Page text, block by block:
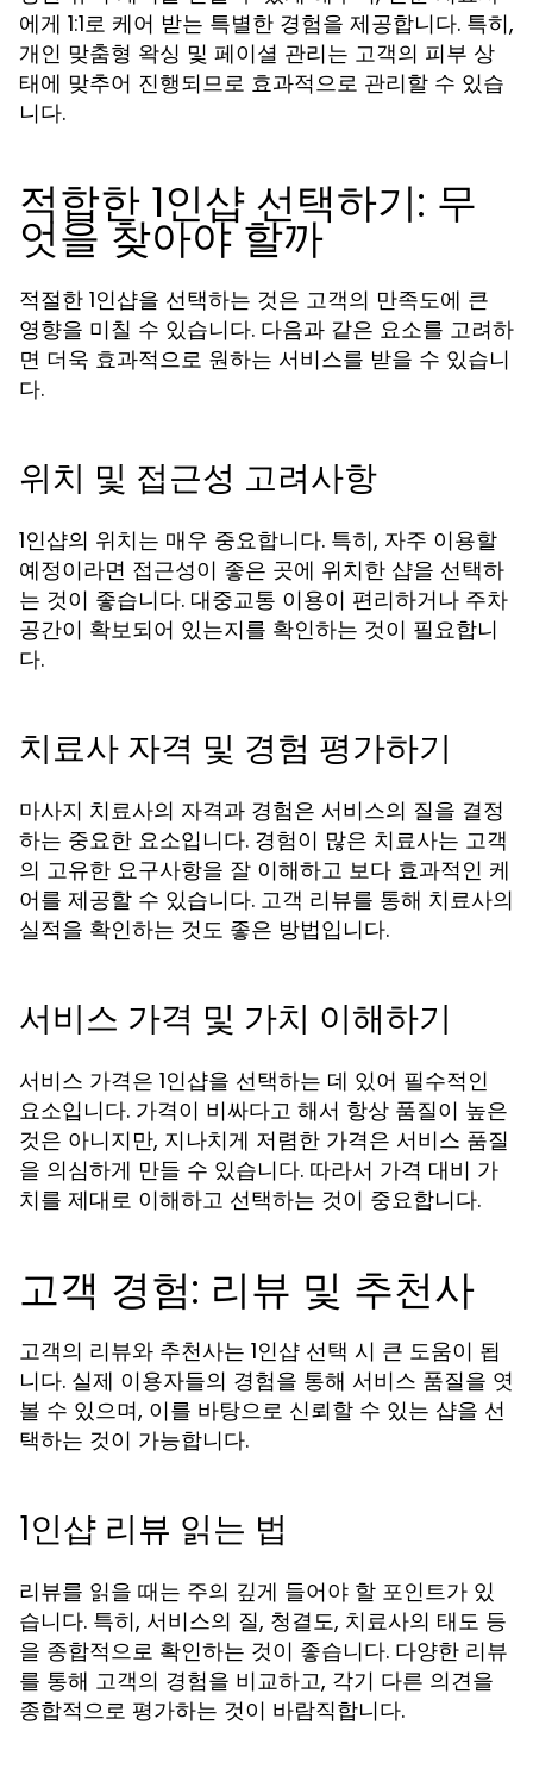
에게 1:1로 케어 받는 특별한 경험을 제공합니다. 특히,
개인 맞춤형 왁싱 및 페이셜 관리는 고객의 피부 상
태에 맞추어 진행되므로 효과적으로 관리할 수 있습
니다.
적합한 1인샵 선택하기: 무
엇을 찾아야 할까
적절한 1인샵을 선택하는 것은 고객의 만족도에 큰
영향을 미칠 수 있습니다. 다음과 같은 요소를 고려하
면 더욱 효과적으로 원하는 서비스를 받을 수 있습니
다.
위치 및 접근성 고려사항
1인샵의 위치는 매우 중요합니다. 특히, 자주 이용할
예정이라면 접근성이 좋은 곳에 위치한 샵을 선택하
는 것이 좋습니다. 대중교통 이용이 편리하거나 주차
공간이 확보되어 있는지를 확인하는 것이 필요합니
다.
치료사 자격 및 경험 평가하기
마사지 치료사의 자격과 경험은 서비스의 질을 결정
하는 중요한 요소입니다. 경험이 많은 치료사는 고객
의 고유한 요구사항을 잘 이해하고 보다 효과적인 케
어를 제공할 수 있습니다. 고객 리뷰를 통해 치료사의
실적을 확인하는 것도 좋은 방법입니다.
서비스 가격 및 가치 이해하기
서비스 가격은 1인샵을 선택하는 데 있어 필수적인
요소입니다. 가격이 비싸다고 해서 항상 품질이 높은
것은 아니지만, 지나치게 저렴한 가격은 서비스 품질
을 의심하게 만들 수 있습니다. 따라서 가격 대비 가
치를 제대로 이해하고 선택하는 것이 중요합니다.
고객 경험: 리뷰 및 추천사
고객의 리뷰와 추천사는 1인샵 선택 시 큰 도움이 됩
니다. 실제 이용자들의 경험을 통해 서비스 품질을 엿
볼 수 있으며, 이를 바탕으로 신뢰할 수 있는 샵을 선
택하는 것이 가능합니다.
1인샵 리뷰 읽는 법
리뷰를 읽을 때는 주의 깊게 들어야 할 포인트가 있
습니다. 특히, 서비스의 질, 청결도, 치료사의 태도 등
을 종합적으로 확인하는 것이 좋습니다. 다양한 리뷰
를 통해 고객의 경험을 비교하고, 각기 다른 의견을
종합적으로 평가하는 것이 바람직합니다.